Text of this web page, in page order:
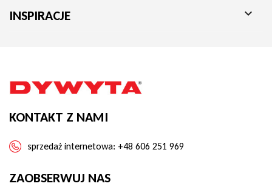
INSPIRACJE 
KONTAKT Z NAMI
sprzedaż internetowa: +48 606 251 969
ZAOBSERWUJ NAS